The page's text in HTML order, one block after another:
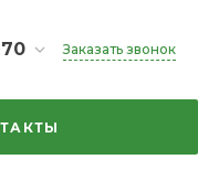
Заказать звонок